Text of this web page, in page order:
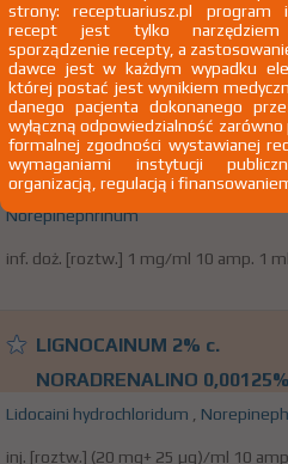
Norepinephrinum
inf. doż. [roztw.] 1 mg/ml 5 amp. 4 ml
Levonor®
Norepinephrinum
inf. doż. [roztw.] 1 mg/ml 10 amp. 1
LIGNOCAINUM 2% c.
NORADRENALINO
Lidocaini hydrochloridum ,
inj. [roztw.] (20 mg+ 25 µg)/ml 10
strony: receptuariusz.pl program
recept jest tylko narzędziem
sporządzenie recepty, a
dawce jest w każdym wypadku
której postać jest wynikiem
danego pacjenta dokonanego
wyłączną odpowiedzialność
formalnej zgodności wystawianej
wymaganiami instytucji
organizacją, regulacją i